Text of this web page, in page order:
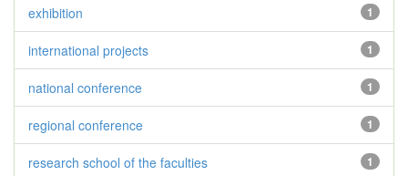
1
exhibition
1
international projects
1
national conference
1
regional conference
1
research school of the faculties